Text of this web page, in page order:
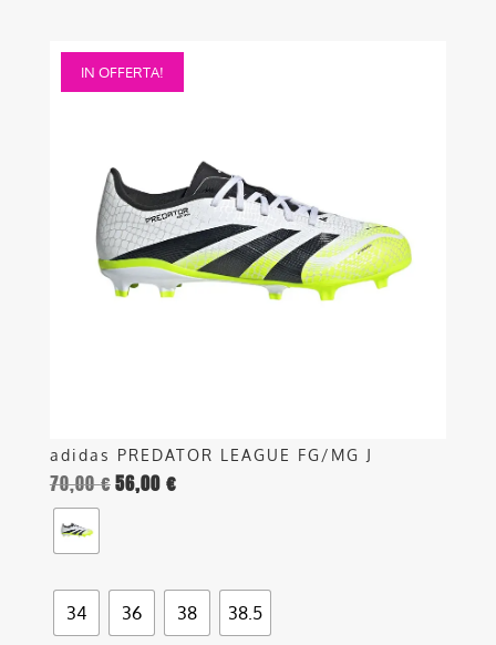
IN OFFERTA!
adidas PREDATOR LEAGUE FG/MG J
70,00€56,00 €
34 36 38 38.5
Questo
prodotto
opzioni
possono
essere